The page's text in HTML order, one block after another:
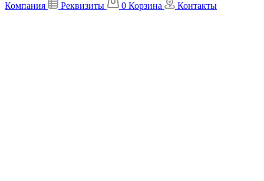
Компания
Реквизиты 0 Корзина Контакты